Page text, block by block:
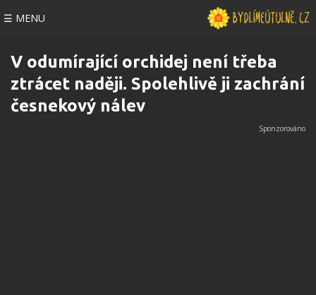
☰ MENU
V odumírající orchidej není třeba
ztrácet naději. Spolehlivě ji zachrání
česnekový nálev